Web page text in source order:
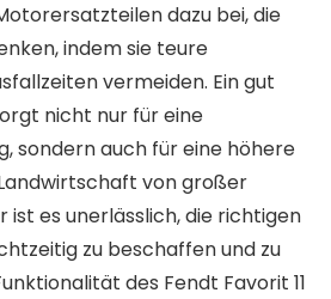
dazu bei, die
indem sie teure
vermeiden. Ein gut
nicht nur für eine
sondern auch für eine höhere
von großer
ist es unerlässlich, die richtigen
zu beschaffen und zu
des Fendt Favorit 11